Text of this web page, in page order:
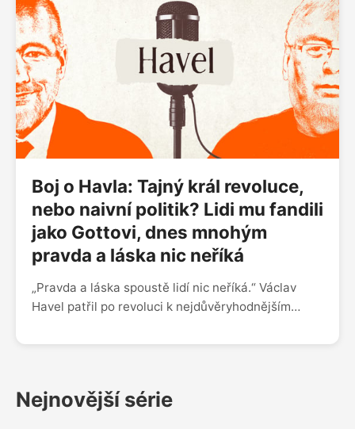
Trump Americe nějakou budoucnost?
Boj o Havla: Tajný král revoluce,
nebo naivní politik? Lidi mu fandili
jako Gottovi, dnes mnohým
pravda a láska nic neříká
„Pravda a láska spoustě lidí nic neříká.“ Václav
Havel patřil po revoluci k nejdůvěryhodnějším
společnost možná víc než kdy dřív. Martin
vyvolává silné emoce. Vyhrál nakonec Klaus nad
Nejnovější série